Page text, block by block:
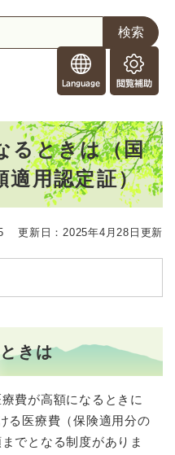
o
r
e
i
g
n
s
閲
覧
助
るときは（国
適用認定証）
更新日：2025年4月28日更新
きは
費が高額になるときに
る医療費（保険適用分の
でとなる制度がありま